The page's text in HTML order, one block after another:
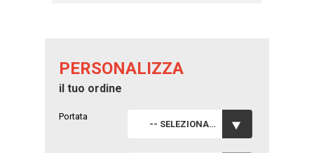
PERSONALIZZA
il tuo ordine
Portata
-- SELEZIONA --